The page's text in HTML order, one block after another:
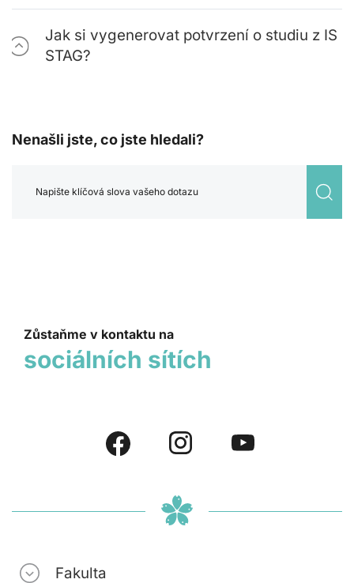
Jak si vygenerovat potvrzení o studiu z IS
STAG?
Nenašli jste, co jste hledali?
Zůstaňme v kontaktu na
sociálních sítích
Fakulta